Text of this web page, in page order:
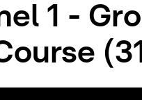
1 -